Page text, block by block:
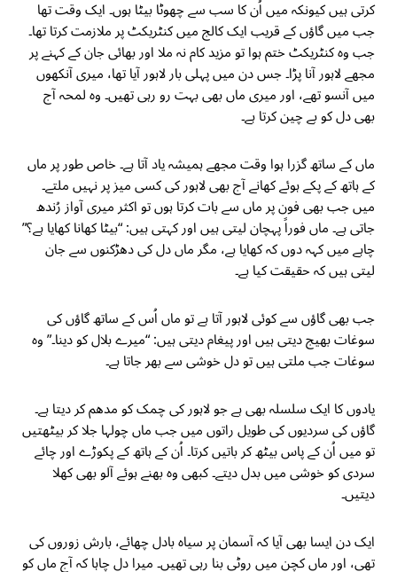
کرتی ہیں کیونکہ میں اُن کا سب سے چھوٹا بیٹا ہوں۔ ایک وقت تھا
جب میں گاؤں کے قریب ایک کالج میں کنٹریکٹ پر ملازمت کرتا تھا۔
جب وہ کنٹریکٹ ختم ہوا تو مزید کام نہ ملا اور بھائی جان کے کہنے پر
مجھے لاہور آنا پڑا۔ جس دن میں پہلی بار لاہور آیا تھا، میری آنکھوں
میں آنسو تھے، اور میری ماں بھی بہت رو رہی تھیں۔ وہ لمحہ آج
بھی دل کو بے چین کرتا ہے۔
ماں کے ساتھ گزرا ہوا وقت مجھے ہمیشہ یاد آتا ہے۔ خاص طور پر ماں
کے ہاتھ کے پکے ہوئے کھانے آج بھی لاہور کی کسی میز پر نہیں ملتے۔
میں جب بھی فون پر ماں سے بات کرتا ہوں تو اکثر میری آواز رُندھ
جاتی ہے۔ ماں فوراً پہچان لیتی ہیں اور کہتی ہیں: “بیٹا کھانا کھایا ہے؟”
چاہے میں کہہ دوں کہ کھایا ہے، مگر ماں دل کی دھڑکنوں سے جان
لیتی ہیں کہ حقیقت کیا ہے۔
جب بھی گاؤں سے کوئی لاہور آتا ہے تو ماں اُس کے ساتھ گاؤں کی
سوغات بھیج دیتی ہیں اور پیغام دیتی ہیں: “میرے بلال کو دینا۔” وہ
سوغات جب ملتی ہیں تو دل خوشی سے بھر جاتا ہے۔
یادوں کا ایک سلسلہ بھی ہے جو لاہور کی چمک کو مدھم کر دیتا ہے۔
گاؤں کی سردیوں کی طویل راتوں میں جب ماں چولہا جلا کر بیٹھتیں
تو میں اُن کے پاس بیٹھ کر باتیں کرتا۔ اُن کے ہاتھ کے پکوڑے اور چائے
سردی کو خوشی میں بدل دیتے۔ کبھی وہ بھنے ہوئے آلو بھی کھلا
دیتیں۔
ایک دن ایسا بھی آیا کہ آسمان پر سیاہ بادل چھائے، بارش زوروں کی
تھی، اور ماں کچن میں روٹی بنا رہی تھیں۔ میرا دل چاہا کہ آج ماں کو